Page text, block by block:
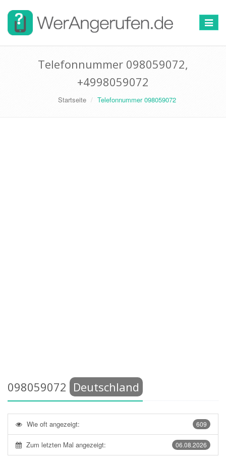
Toggle
Telefonnummer 098059072,
+4998059072
Startseite Telefonnummer 098059072
098059072 Deutschland
609
Wie oft angezeigt:
06.08.2026
Zum letzten Mal angezeigt: